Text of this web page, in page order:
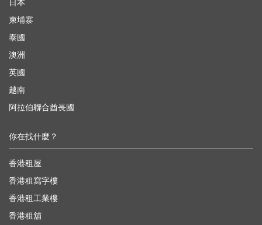
日本
柬埔寨
泰國
澳洲
英國
越南
阿拉伯聯合酋長國
你在找什麼？
香港租屋
香港租寫字樓
香港租工業樓
香港租舖